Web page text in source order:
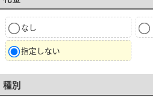
なし
指定しない
種別